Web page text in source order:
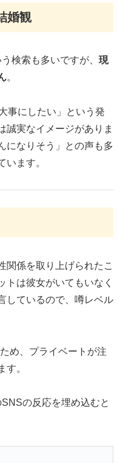
婚観
検索も多いですが、 現
。
事にしたい」という発
誠実なイメージがありま
になりそう」との声も多
います。
関係を取り上げられたこ
トは彼女がいてもいなく
しているので、噂レベル
め、プライベートが注
す。
の反応を埋め込むと